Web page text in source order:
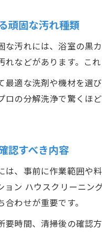
追加
ハウ
納得
頑固な汚れ種類
な汚れには、浴室の黒
れなどがあります。こ
最適な洗剤や機材を選
ロの分解洗浄で驚くほ
認すべき内容
は、事前に作業範囲や
ン ハウスクリーニ
わせが重要です。
要時間、清掃後の確認